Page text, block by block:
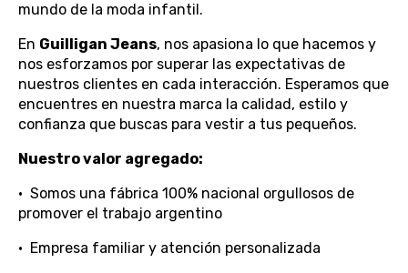
mundo de la moda infantil.
En Guilligan Jeans, nos apasiona lo que hacemos y
nos esforzamos por superar las expectativas de
nuestros clientes en cada interacción. Esperamos que
encuentres en nuestra marca la calidad, estilo y
confianza que buscas para vestir a tus pequeños.
Nuestro valor agregado:
•⁠ ⁠Somos una fábrica 100% nacional orgullosos de
promover el trabajo argentino
•⁠ ⁠Empresa familiar y atención personalizada